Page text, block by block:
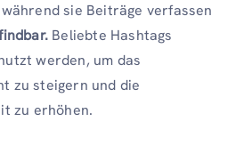
während sie Beiträge verfassen
Beliebte Hashtags
werden, um das
zu steigern und die
zu erhöhen.